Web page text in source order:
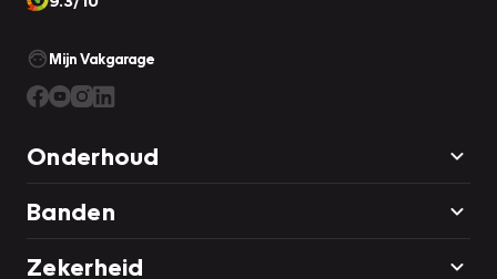
Mijn Vakgarage
Onderhoud
Banden
Zekerheid